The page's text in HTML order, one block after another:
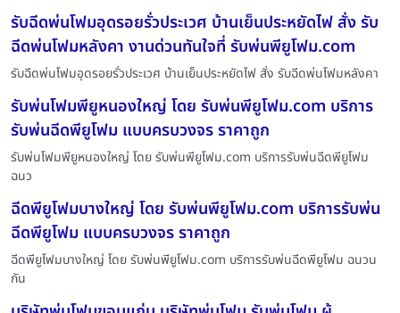
รับฉีดพ่นโฟมอุดรอยรั่วประเวศ บ้านเย็นประหยัดไฟ สั่ง รับ
ฉีดพ่นโฟมหลังคา งานด่วนทันใจที่ รับพ่นพียูโฟม.com
รับฉีดพ่นโฟมอุดรอยรั่วประเวศ บ้านเย็นประหยัดไฟ สั่ง รับฉีดพ่นโฟมหลังคา
รับพ่นโฟมพียูหนองใหญ่ โดย รับพ่นพียูโฟม.com บริการ
รับพ่นฉีดพียูโฟม แบบครบวงจร ราคาถูก
รับพ่นโฟมพียูหนองใหญ่ โดย รับพ่นพียูโฟม.com บริการรับพ่นฉีดพียูโฟม
ฉนว
ฉีดพียูโฟมบางใหญ่ โดย รับพ่นพียูโฟม.com บริการรับพ่น
ฉีดพียูโฟม แบบครบวงจร ราคาถูก
ฉีดพียูโฟมบางใหญ่ โดย รับพ่นพียูโฟม.com บริการรับพ่นฉีดพียูโฟม ฉนวน
กัน